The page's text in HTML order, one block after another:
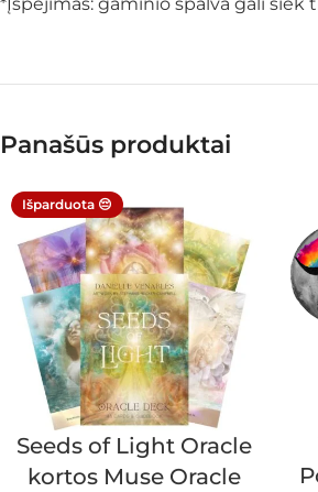
Panašūs produktai
Išparduota 😔
Seeds of Light Oracle
kortos Muse Oracle